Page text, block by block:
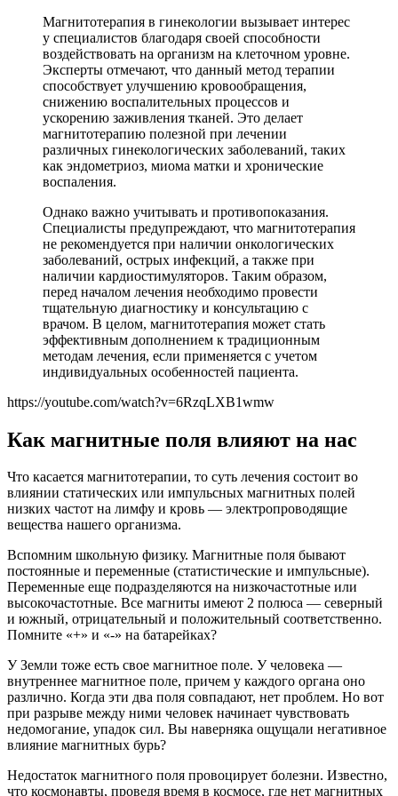
Магнитотерапия в гинекологии вызывает интерес
у специалистов благодаря своей способности
воздействовать на организм на клеточном уровне.
Эксперты отмечают, что данный метод терапии
способствует улучшению кровообращения,
снижению воспалительных процессов и
ускорению заживления тканей. Это делает
магнитотерапию полезной при лечении
различных гинекологических заболеваний, таких
как эндометриоз, миома матки и хронические
воспаления.
Однако важно учитывать и противопоказания.
Специалисты предупреждают, что магнитотерапия
не рекомендуется при наличии онкологических
заболеваний, острых инфекций, а также при
наличии кардиостимуляторов. Таким образом,
перед началом лечения необходимо провести
тщательную диагностику и консультацию с
врачом. В целом, магнитотерапия может стать
эффективным дополнением к традиционным
методам лечения, если применяется с учетом
индивидуальных особенностей пациента.
https://youtube.com/watch?v=6RzqLXB1wmw
Как магнитные поля влияют на нас
Что касается магнитотерапии, то суть лечения состоит во
влиянии статических или импульсных магнитных полей
низких частот на лимфу и кровь — электропроводящие
вещества нашего организма.
Вспомним школьную физику. Магнитные поля бывают
постоянные и переменные (статистические и импульсные).
Переменные еще подразделяются на низкочастотные или
высокочастотные. Все магниты имеют 2 полюса — северный
и южный, отрицательный и положительный соответственно.
Помните «+» и «-» на батарейках?
У Земли тоже есть свое магнитное поле. У человека —
внутреннее магнитное поле, причем у каждого органа оно
различно. Когда эти два поля совпадают, нет проблем. Но вот
при разрыве между ними человек начинает чувствовать
недомогание, упадок сил. Вы наверняка ощущали негативное
влияние магнитных бурь?
Недостаток магнитного поля провоцирует болезни. Известно,
что космонавты, проведя время в космосе, где нет магнитных